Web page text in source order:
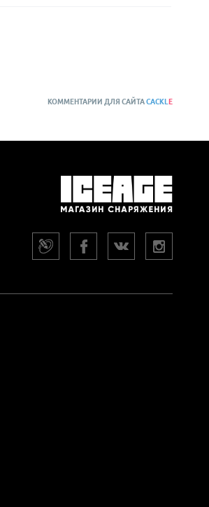
КОММЕНТАРИИ ДЛЯ САЙТАCACKL E